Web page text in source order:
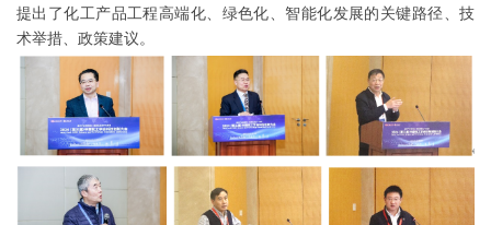
提出了化工产品工程高端化、绿色化、智能化发展的关键路径、技
术举措、政策建议。